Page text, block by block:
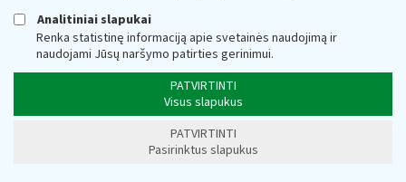
Metai:2026
Dėl akcizų įstatymo 27 straipsnio 1 dalies 9
punkto apibendrinto paaiškinimo (komentaro)
Web turinio sąrašas 2026-05-11
Siekdami užtikrinti sklandųmokesčių
įgyvendinimą, parengėme Lietuvos Respublikos akcizų
Analitiniai slapukai
Renka statistinę informaciją apie svetainės naudojimą ir
naudojami Jūsų naršymo patirties gerinimui.
PATVIRTINTI
Visus slapukus
PATVIRTINTI
Pasirinktus slapukus